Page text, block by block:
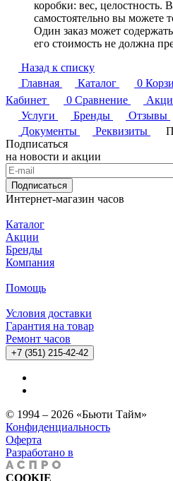
коробки: вес, целостность.
самостоятельно вы можете
Один заказ может
его стоимость не должна
Назад к списку
Главная
Каталог 0
Кабинет
0 Сравнение
Услуги
Бренды Отзывы
Документы
Реквизиты
Подписаться
на новости и акции
Подписаться
Интернет-магазин часов
Каталог
Акции
Бренды
Компания
Помощь
Условия доставки
Гарантия на товар
Ремонт часов
+7 (351) 215-42-42
© 1994 – 2026 «Бьюти Тайм»
Конфиденциальность
Оферта
Разработано в
COOKIE